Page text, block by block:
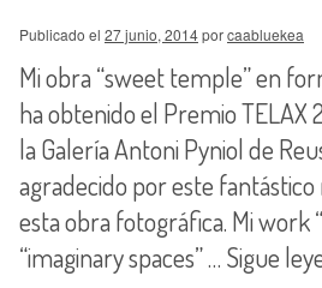
Publicado el 27 junio, 2014porcaabluekea
Mi obra “sweet temple” en
ha obtenido el Premio TELAX
la Galería Antoni Pyniol de
agradecido por este
esta obra fotográfica. Mi work
“imaginary spaces” … Sigue